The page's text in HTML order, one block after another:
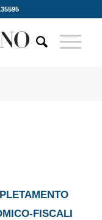
FISCALI